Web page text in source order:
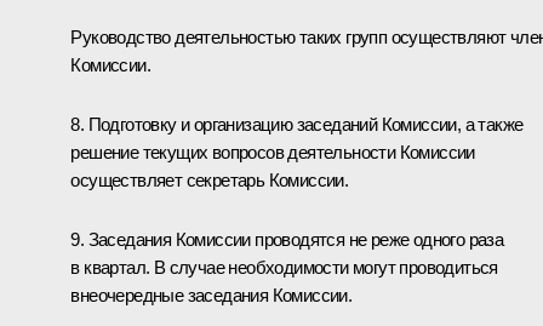
Руководство деятельностью таких групп осуществляют
Комиссии.
8. Подготовку и организацию заседаний Комиссии, а также
решение текущих вопросов деятельности Комиссии
осуществляет секретарь Комиссии.
9. Заседания Комиссии проводятся не реже одного раза
в квартал. В случае необходимости могут проводиться
внеочередные заседания Комиссии.